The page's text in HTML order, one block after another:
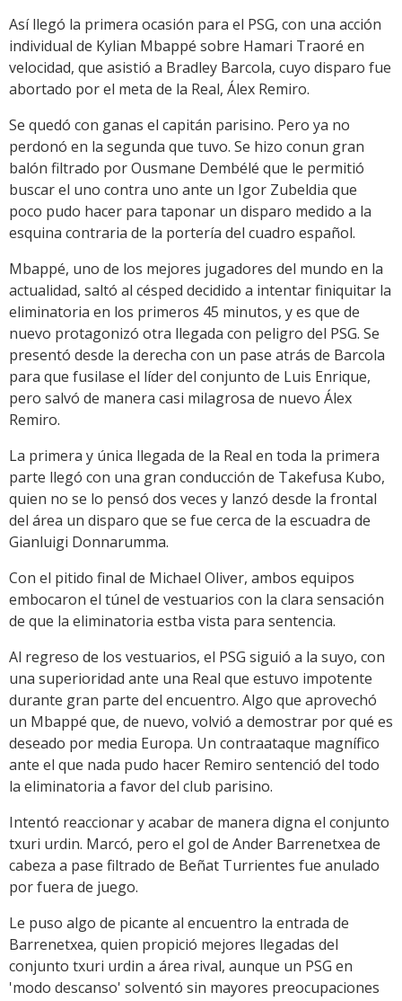
Así llegó la primera ocasión para el PSG, con una acción
individual de Kylian Mbappé sobre Hamari Traoré en
velocidad, que asistió a Bradley Barcola, cuyo disparo fue
abortado por el meta de la Real, Álex Remiro.
Se quedó con ganas el capitán parisino. Pero ya no
perdonó en la segunda que tuvo. Se hizo conun gran
balón filtrado por Ousmane Dembélé que le permitió
buscar el uno contra uno ante un Igor Zubeldia que
poco pudo hacer para taponar un disparo medido a la
esquina contraria de la portería del cuadro español.
Mbappé, uno de los mejores jugadores del mundo en la
actualidad, saltó al césped decidido a intentar finiquitar la
eliminatoria en los primeros 45 minutos, y es que de
nuevo protagonizó otra llegada con peligro del PSG. Se
presentó desde la derecha con un pase atrás de Barcola
para que fusilase el líder del conjunto de Luis Enrique,
pero salvó de manera casi milagrosa de nuevo Álex
Remiro.
La primera y única llegada de la Real en toda la primera
parte llegó con una gran conducción de Takefusa Kubo,
quien no se lo pensó dos veces y lanzó desde la frontal
del área un disparo que se fue cerca de la escuadra de
Gianluigi Donnarumma.
Con el pitido final de Michael Oliver, ambos equipos
embocaron el túnel de vestuarios con la clara sensación
de que la eliminatoria estba vista para sentencia.
Al regreso de los vestuarios, el PSG siguió a la suyo, con
una superioridad ante una Real que estuvo impotente
durante gran parte del encuentro. Algo que aprovechó
un Mbappé que, de nuevo, volvió a demostrar por qué es
deseado por media Europa. Un contraataque magnífico
ante el que nada pudo hacer Remiro sentenció del todo
la eliminatoria a favor del club parisino.
Intentó reaccionar y acabar de manera digna el conjunto
txuri urdin. Marcó, pero el gol de Ander Barrenetxea de
cabeza a pase filtrado de Beñat Turrientes fue anulado
por fuera de juego.
Le puso algo de picante al encuentro la entrada de
Barrenetxea, quien propició mejores llegadas del
conjunto txuri urdin a área rival, aunque un PSG en
'modo descanso' solventó sin mayores preocupaciones